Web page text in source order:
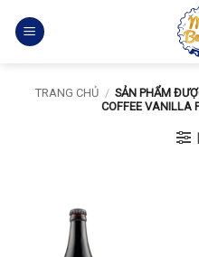
qua
TRANG CHỦ / SẢN PHẨM
COFFEE VANILLA